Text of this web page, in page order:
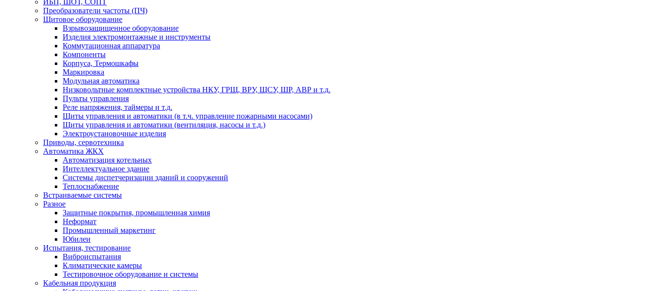
ИБП, ШОТ, СОПТ
Преобразователи частоты (ПЧ)
Щитовое оборудование
Взрывозащищенное оборудование
Изделия электромонтажные и инструменты
Коммутационная аппаратура
Компоненты
Корпуса, Термошкафы
Маркировка
Модульная автоматика
Низковольтные комплектные устройства НКУ, ГРЩ, ВРУ, ЩСУ, ШР, АВР и т.д.
Пульты управления
Реле напряжения, таймеры и т.д.
Щиты управления и автоматики (в т.ч. управление пожарными насосами)
Щиты управления и автоматики (вентиляция, насосы и т.д.)
Электроустановочные изделия
Приводы, сервотехника
Автоматика ЖКХ
Автоматизация котельных
Интеллектуальное здание
Системы диспетчеризации зданий и сооружений
Теплоснабжение
Встраиваемые системы
Разное
Защитные покрытия, промышленная химия
Неформат
Промышленный маркетинг
Юбилеи
Испытания, тестирование
Виброиспытания
Климатические камеры
Тестировочное оборудование и системы
Кабельная продукция